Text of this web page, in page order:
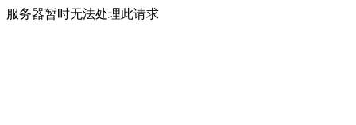
服务器暂时无法处理此请求